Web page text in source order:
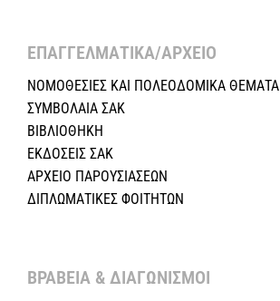
ΕΠΑΓΓΕΛΜΑΤΙΚΑ/ΑΡΧΕΙΟ ​
ΝΟΜΟΘΕΣΙΕΣ KAI ΠΟΛΕΟΔΟΜΙΚΑ ΘΕΜΑΤΑ
ΣΥΜΒΟΛΑΙΑ ΣΑΚ
ΒΙΒΛΙΟΘΗΚΗ
ΕΚΔΟΣΕΙΣ ΣΑΚ
ΑΡΧΕΙΟ ΠΑΡΟΥΣΙΑΣΕΩΝ
ΔΙΠΛΩΜΑΤΙΚΕΣ ΦΟΙΤΗΤΩΝ
ΒΡΑΒΕΙΑ & ΔΙΑΓΩΝΙΣΜΟΙ ​